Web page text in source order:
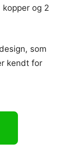
og 2
som
kendt for